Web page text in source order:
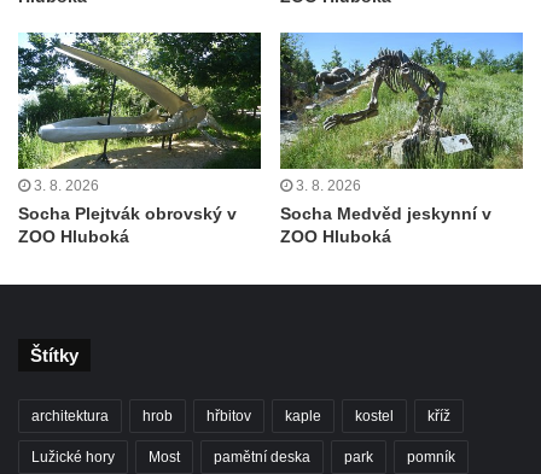
Socha Iásón v ZOO Leipzig
Socha Mladý slon v ZOO Leipzig
Socha Býk v ZOO Dresden
Socha Uprchlý otrok bojuje s divokým psem
v ZOO Dresden
Socha krokodýla v ZOO Dresden
Pamětní kámen revitalizace Vltavy Vraňany
3. 8. 2026
Socha Plejtvák obrovský v
ZOO Hluboká
3. 8. 2026
Socha Medvěd jeskynní v
ZOO Hluboká
Štítky
architektura hrob hřbitov kaple kostel kříž
Lužické hory Most pamětní deska park pomník